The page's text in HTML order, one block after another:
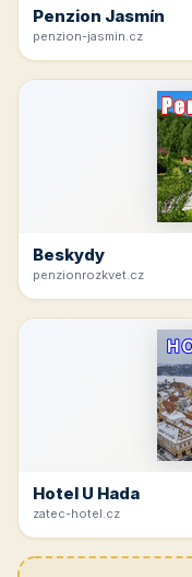
Penzion Jasmín
penzion-jasmin.cz
Beskydy
penzionrozkvet.cz
Hotel U Hada
zatec-hotel.cz